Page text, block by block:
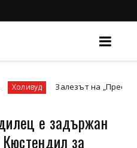
Залезът на „Престижната
е задържан
за